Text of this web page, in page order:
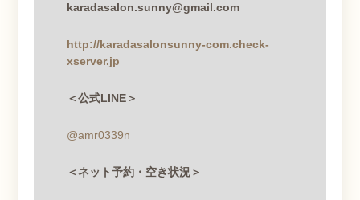
karadasalon.sunny@gmail.com
http://karadasalonsunny-com.check-
xserver.jp
＜公式LINE＞
@amr0339n
＜ネット予約・空き状況＞